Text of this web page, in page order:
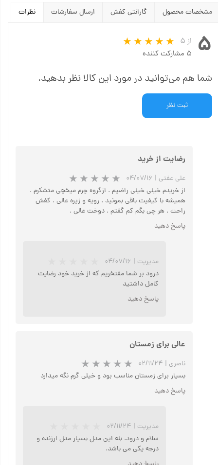
مشخصات محصول گارانتی کفش ارسال سفارشات نظرات
۵ از ۵
۵ مشارکت کننده
شما هم می‌توانید در مورد این کالا نظر بدهید.
ثبت نظر
عالی برای زمستان
ناصری | ۰۲/۱۱/۲۴
بسیار برای زمستان مناسب بود و خیلی گرم نگه میدارد
پاسخ دهید
مدیریت | ۰۲/۱۱/۲۴
سلام و درود. بله این مدل بسیار مدل ارزنده و
درجه یکی می باشد.
رضایت از خرید
علی عفتی | ۰۴/۰۷/۱۶
از خریدم خیلی خیلی راضیم . ازگروه چرم میخچی متشکرم .
همیشه با کیفیت باقی بمونید . رویه و زیره عالی . کفش
راحت . هر چی بگم کم گفتم . دوخت عالی .
پاسخ دهید
مدیریت | ۰۴/۰۷/۱۶
درود بر شما مفتخریم که از خرید خود رضایت
کامل داشتید
پاسخ دهید